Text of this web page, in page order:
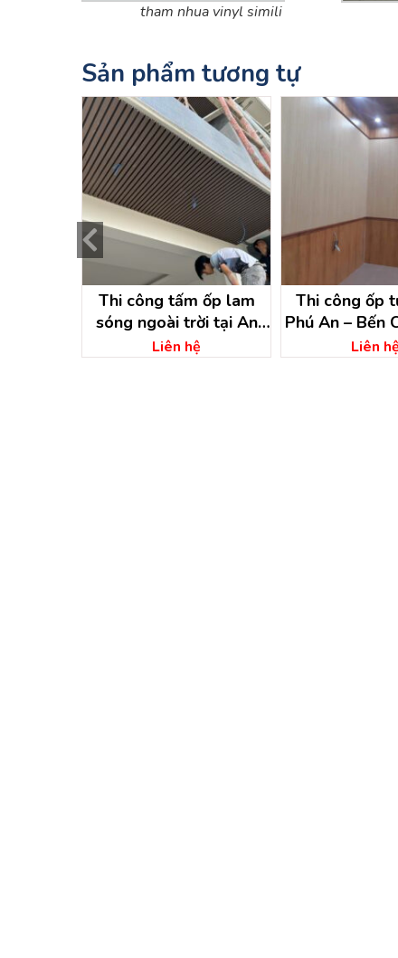
tham nhua vinyl simili
Sản phẩm tương tự
Thi công tấm ốp lam
sóng ngoài trời tại An
Điền – Bến Cát – Bình
Liên hệ
Thi công ốp
Phú An – Bến
Dương
Liên hệ